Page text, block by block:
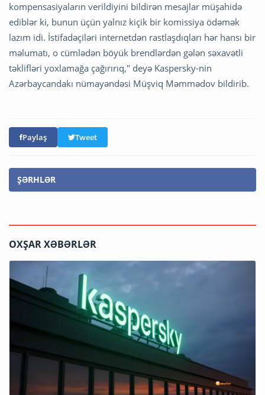
kompensasiyaların verildiyini bildirən mesajlar müşahidə
ediblər ki, bunun üçün yalnız kiçik bir komissiya ödəmək
lazım idi. İstifadəçiləri internetdən rastlaşdıqları hər hansı bir
məlumatı, o cümlədən böyük brendlərdən gələn səxavətli
təklifləri yoxlamağa çağırırıq," deyə Kaspersky-nin
Azərbaycandakı nümayəndəsi Müşviq Məmmədov bildirib.
Paylaş Tweet
ŞƏRHLƏR
OXŞAR XƏBƏRLƏR